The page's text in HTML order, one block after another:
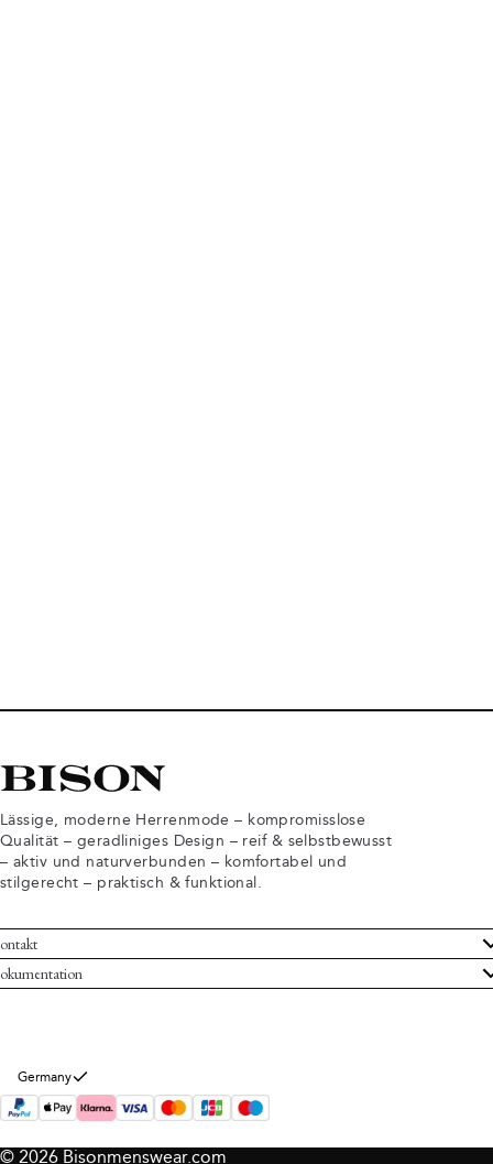
Lässige, moderne Herrenmode – kompromisslose
Qualität – geradliniges Design – reif & selbstbewusst
– aktiv und naturverbunden – komfortabel und
stilgerecht – praktisch & funktional.
Bison
Geschäftsbedingungen
Informationen
Germany
© 2026 Bisonmenswear.com